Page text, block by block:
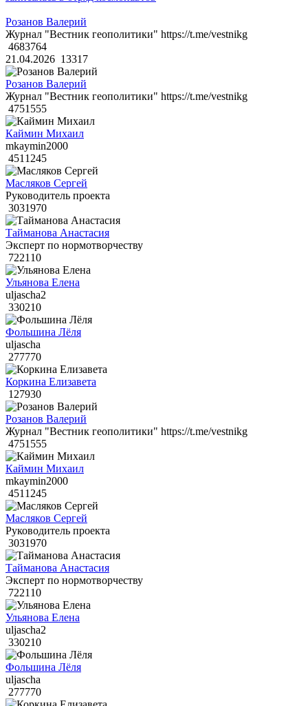
Розанов Валерий
Журнал "Вестник геополитики" https://t.me/vestnikg
4683764
21.04.2026 13317
Розанов Валерий
Журнал "Вестник геополитики" https://t.me/vestnikg
4751555
Каймин Михаил
mkaymin2000
4511245
Масляков Сергей
Руководитель проекта
3031970
Тайманова Анастасия
Эксперт по нормотворчеству
722110
Ульянова Елена
uljascha2
330210
Фольшина Лёля
uljascha
277770
Коркина Елизавета
127930
Розанов Валерий
Журнал "Вестник геополитики" https://t.me/vestnikg
4751555
Каймин Михаил
mkaymin2000
4511245
Масляков Сергей
Руководитель проекта
3031970
Тайманова Анастасия
Эксперт по нормотворчеству
722110
Ульянова Елена
uljascha2
330210
Фольшина Лёля
uljascha
277770